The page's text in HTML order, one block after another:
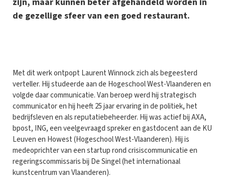
de gezellige sfeer van een goed restaurant.
Met dit werk ontpopt Laurent Winnock zich als begeesterd
verteller. Hij studeerde aan de Hogeschool West-Vlaanderen en
volgde daar communicatie. Van beroep werd hij strategisch
communicator en hij heeft 25 jaar ervaring in de politiek, het
bedrijfsleven en als reputatiebeheerder. Hij was actief bij AXA,
bpost, ING, een veelgevraagd spreker en gastdocent aan de KU
Leuven en Howest (Hogeschool West-Vlaanderen). Hij is
medeoprichter van een startup rond crisiscommunicatie en
regeringscommissaris bij De Singel (het internationaal
kunstcentrum van Vlaanderen).